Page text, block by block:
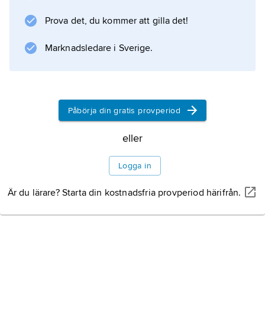
Information om artikeln
Prova det, du kommer att gilla det!
Marknadsledare i Sverige.
Påbörja din gratis provperiod
eller
Logga in
Är du lärare? Starta din kostnadsfria provperiod härifrån.